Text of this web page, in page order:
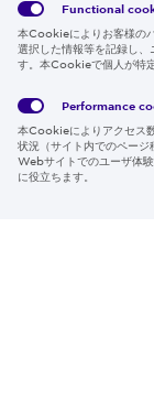
Global
Policy
Functional
本Cookieによりお客様の
選択した情報等を記録し
す。本Cookieで個人が特
Performance
本Cookieによりアクセス
状況（サイト内でのペー
Webサイトでのユーザ体
に役立ちます。